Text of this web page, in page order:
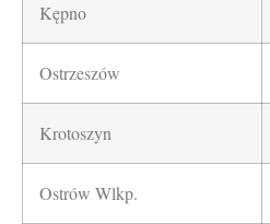
Kępno
Ostrzeszów
Krotoszyn
Ostrów Wlkp.